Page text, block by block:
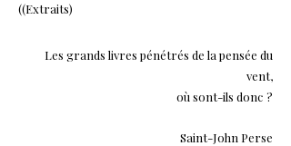
((Extraits)
Les grands livres pénétrés de la pensée du
vent,
où sont-ils donc ?
Saint-John Perse